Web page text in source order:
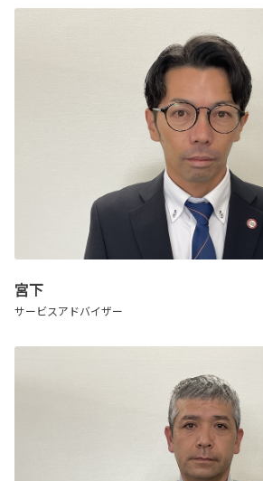
宮下
サービスアドバイザー